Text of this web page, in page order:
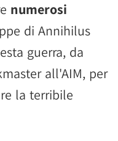
numerosi
di Annihilus
guerra, da
all'AIM, per
la terribile